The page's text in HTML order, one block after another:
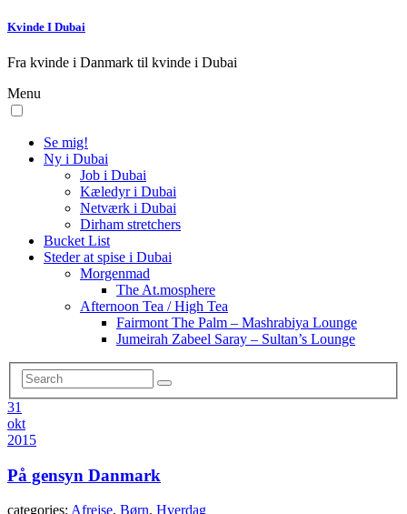
Kvinde I Dubai
Fra kvinde i Danmark til kvinde i Dubai
Menu
Se mig!
Ny i Dubai
Job i Dubai
Kæledyr i Dubai
Netværk i Dubai
Dirham stretchers
Bucket List
Steder at spise i Dubai
Morgenmad
The At.mosphere
Afternoon Tea / High Tea
Fairmont The Palm – Mashrabiya Lounge
Jumeirah Zabeel Saray – Sultan’s Lounge
31
okt
2015
På gensyn Danmark
categories: Afrejse, Børn, Hverdag